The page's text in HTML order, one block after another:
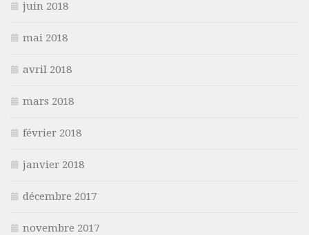
juin 2018
mai 2018
avril 2018
mars 2018
février 2018
janvier 2018
décembre 2017
novembre 2017